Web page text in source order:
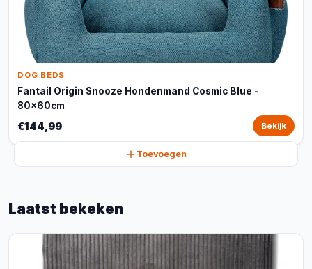
DOG BEDS
Fantail Origin Snooze Hondenmand Cosmic Blue -
80x60cm
€144,99 Bekijk
Toevoegen
Laatst bekeken